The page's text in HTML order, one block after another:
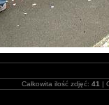
Całkowita ilość zdjęć: 41 |